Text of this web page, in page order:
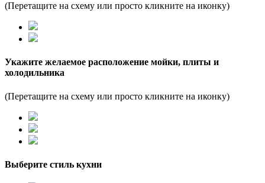
(Перетащите на схему или просто кликните на иконку)
Укажите желаемое расположение мойки, плиты и
холодильника
(Перетащите на схему или просто кликните на иконку)
Выберите стиль кухни